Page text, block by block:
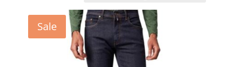
Sale